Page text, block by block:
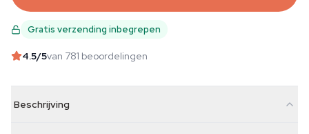
Gratis verzending inbegrepen
4.5/5van 781 beoordelingen
Beschrijving